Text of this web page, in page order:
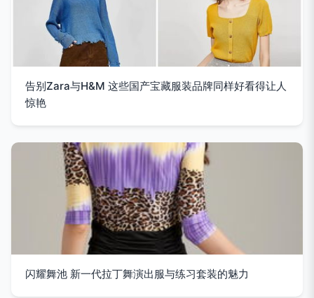
告别Zara与H&M 这些国产宝藏服装品牌同样好看得让人
惊艳
闪耀舞池 新一代拉丁舞演出服与练习套装的魅力